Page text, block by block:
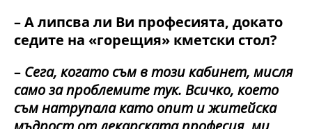
– А липсва ли Ви професията, докато
седите на «горещия» кметски стол?
– Сега, когато съм в този кабинет, мисля
само за проблемите тук. Всичко, което
съм натрупала като опит и житейска